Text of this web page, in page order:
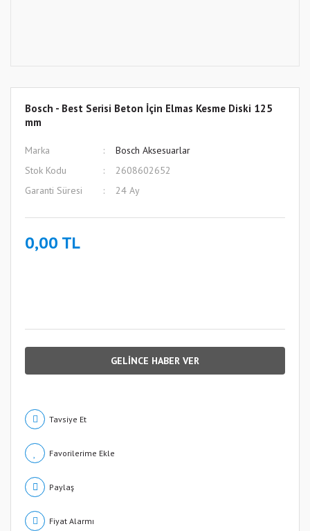
Bosch - Best Serisi Beton İçin Elmas Kesme Diski 125
mm
Marka
Bosch Aksesuarlar
Stok Kodu
2608602652
Garanti Süresi
24 Ay
0,00 TL
GELİNCE HABER VER
Tavsiye Et
Paylaş
Fiyat Alarmı